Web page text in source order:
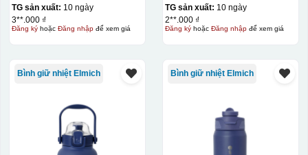
TG sản xuất: 10 ngày
3**.000 ₫
Đăng kýhoặc Đăng nhậpđể xem giá
TG sản xuất: 10 ngày
2**.000 ₫
Đăng kýhoặc Đăng nhậpđể xem giá
Bình giữ nhiệt Elmich Bình giữ nhiệt Elmich